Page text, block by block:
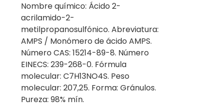
Nombre químico: Ácido 2-
acrilamido-2-
metilpropanosulfónico. Abreviatura:
AMPS / Monómero de ácido AMPS.
Número CAS: 15214-89-8. Número
EINECS: 239-268-0. Fórmula
molecular: C7H13NO4S. Peso
molecular: 207,25. Forma: Gránulos.
Pureza: 98% mín.